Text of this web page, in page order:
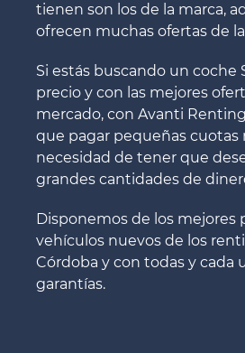
tienen son los de la marca,
ofrecen muchas ofertas de
Si estás buscando un coche
precio y con las mejores
mercado, con Avanti
que pagar pequeñas cuotas
necesidad de tener que
grandes cantidades de
Disponemos de los mejores
vehículos nuevos de los
Córdoba y con todas y cada
garantías.